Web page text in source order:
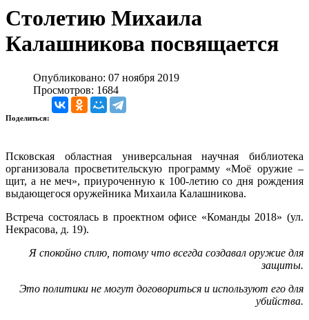
Столетию Михаила
Калашникова посвящается
Опубликовано: 07 ноября 2019
Просмотров: 1684
Поделиться:
Псковская областная универсальная научная библиотека
организовала просветительскую программу «Моё оружие –
щит, а не меч», приуроченную к 100-летию со дня рождения
выдающегося оружейника Михаила Калашникова.
Встреча состоялась в проектном офисе «Команды 2018» (ул.
Некрасова, д. 19).
Я спокойно сплю, потому что всегда создавал оружие для
защиты.
Это политики не могут договориться и используют его для
убийства.